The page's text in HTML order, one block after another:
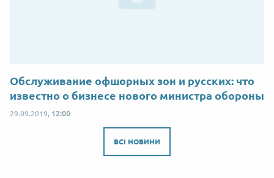
Обслуживание офшорных зон и русских: что
известно о бизнесе нового министра обороны
29.09.2019, 12:00
ВСІ НОВИНИ